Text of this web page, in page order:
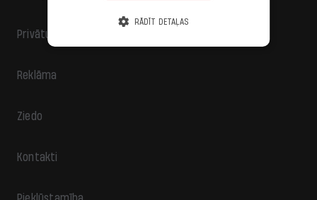
Privātuma politika
Reklāma
Ziedo
Kontakti
RĀDĪT DETAĻAS